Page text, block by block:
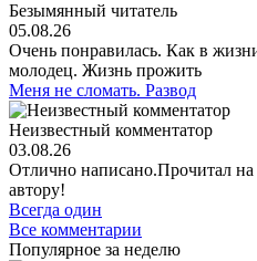
Безымянный читатель
05.08.26
Очень понравилась. Как в
молодец. Жизнь прожить
Меня не сломать. Развод
Неизвестный комментатор
03.08.26
Отлично написано.Прочитал
автору!
Всегда один
Все комментарии
Популярное за неделю